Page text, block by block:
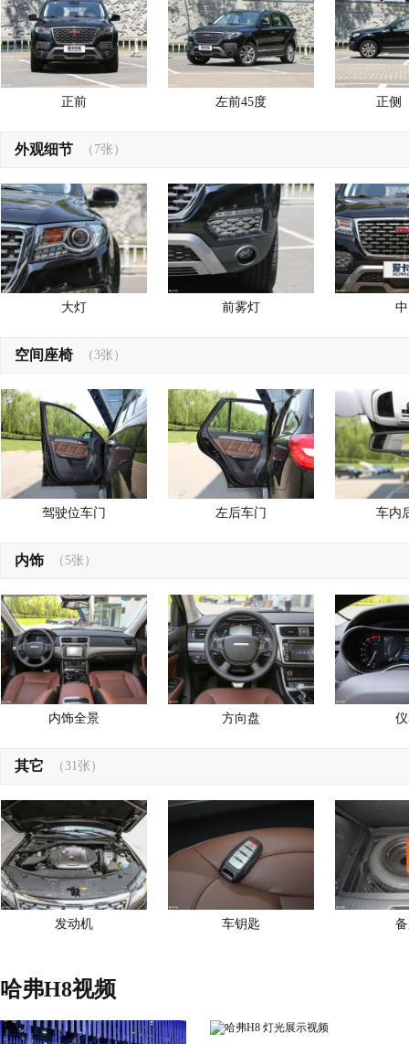
正前 左前45度 正侧
外观细节 （7张）
大灯 前雾灯
空间座椅 （3张）
驾驶位车门 左后车门 车内
内饰 （5张）
内饰全景 方向盘
其它 （31张）
发动机 车钥匙
哈弗H8视频